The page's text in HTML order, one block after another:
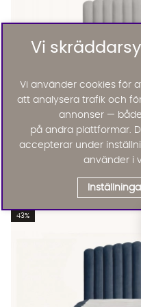
DANVIK/PRIMO 160
DANVIK/PRIMO 160 Sängpaket Sammet
DANVIK/PRIMO 160 Sängpaket
DANVIK/PRIMO 160 Sängpaket
43%
Vi
Vi använder cookies för
att analysera trafik och
annonser —
på andra plattformar.
accepterar under
använder i